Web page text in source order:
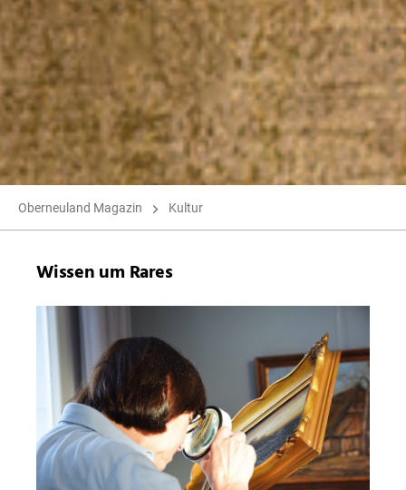
Oberneuland Magazin Kultur
Wissen um Rares